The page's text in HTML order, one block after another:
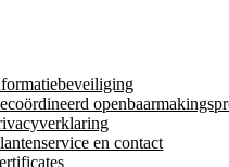
en contact